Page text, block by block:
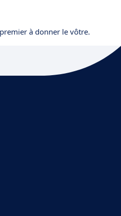
à donner le vôtre.